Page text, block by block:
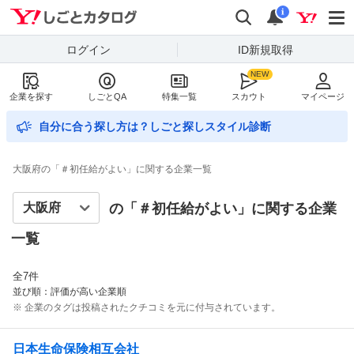
Yahoo!しごとカタログ
検索
通知
i
ログイン ID新規取得
企業を探す しごとQA 特集一覧 スカウト マイページ
自分に合う探し方は？しごと探しスタイル診断
大阪府の「＃初任給がよい」に関する企業一覧
の「＃初任給がよい 」に関する企業
一覧
全7件
並び順：評価が高い企業順
※ 企業のタグは投稿されたクチコミを元に付与されています。
日本生命保険相互会社